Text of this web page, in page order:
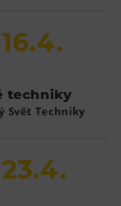
16.4.
techniky
Svět Techniky
23.4.